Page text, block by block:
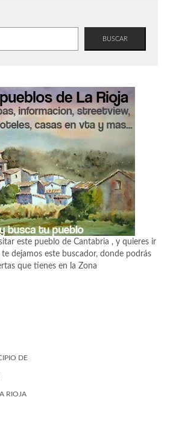
BUSCAR
este pueblo de Cantabria , y quieres ir
dejamos este buscador, donde podrás
que tienes en la Zona
DE
RIOJA